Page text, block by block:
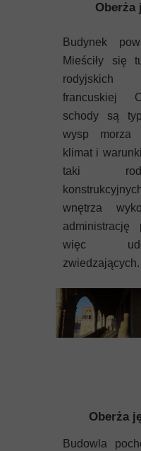
Oberża
Budynek
Mieściły się
rodyjskich
francuskiej
schody są
wysp morza
klimat i
taki
wnętrza
więc
zwiedzających.
Oberża
Budowla